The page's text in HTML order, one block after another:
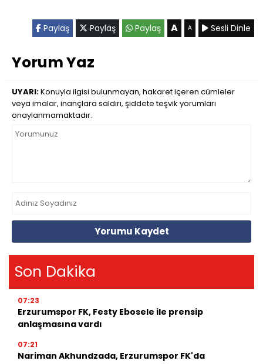
Paylaş Paylaş Paylaş A A Sesli Dinle
Yorum Yaz
UYARI:Konuyla ilgisi bulunmayan, hakaret içeren cümleler
veya imalar, inançlara saldırı, şiddete teşvik yorumları
onaylanmamaktadır.
Yorumu Kaydet
Son Dakika
07:23
Erzurumspor FK, Festy Ebosele ile prensip
anlaşmasına vardı
07:21
Nariman Akhundzada, Erzurumspor FK'da